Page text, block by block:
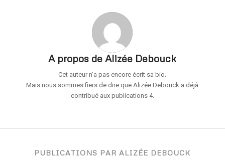
A propos deAlizée Debouck
Cet auteur n’a pas encore écrit sa bio.
Mais nous sommes fiers de dire queAlizée Debouck a déjà
contribué aux publications 4.
PUBLICATIONS PAR ALIZÉE DEBOUCK